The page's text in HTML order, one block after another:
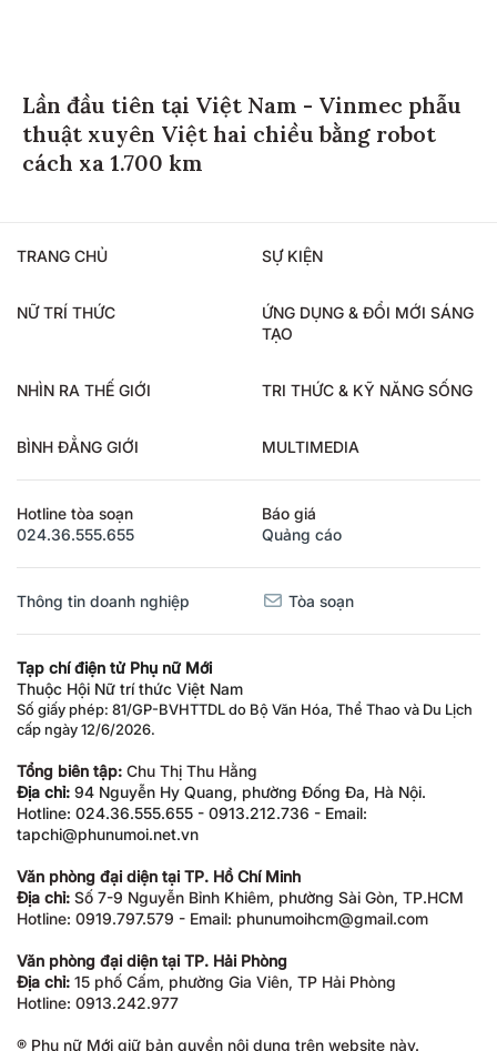
Lần đầu tiên tại Việt Nam - Vinmec phẫu
thuật xuyên Việt hai chiều bằng robot
cách xa 1.700 km
TRANG CHỦ SỰ KIỆN
NỮ TRÍ THỨC
ỨNG DỤNG & ĐỔI MỚI SÁNG
TẠO
NHÌN RA THẾ GIỚI TRI THỨC & KỸ NĂNG SỐNG
BÌNH ĐẲNG GIỚI MULTIMEDIA
Hotline tòa soạn
024.36.555.655
Báo giá
Quảng cáo
Thông tin doanh nghiệp Tòa soạn
Tạp chí điện tử Phụ nữ Mới
Thuộc Hội Nữ trí thức Việt Nam
Số giấy phép: 81/GP-BVHTTDL do Bộ Văn Hóa, Thể Thao và Du Lịch
cấp ngày 12/6/2026.
Tổng biên tập: Chu Thị Thu Hằng
Địa chỉ: 94 Nguyễn Hy Quang, phường Đống Đa, Hà Nội.
Hotline: 024.36.555.655 - 0913.212.736 - Email:
tapchi@phunumoi.net.vn
Văn phòng đại diện tại TP. Hồ Chí Minh
Địa chỉ: Số 7-9 Nguyễn Bỉnh Khiêm, phường Sài Gòn, TP.HCM
Hotline: 0919.797.579 - Email: phunumoihcm@gmail.com
Văn phòng đại diện tại TP. Hải Phòng
Địa chỉ: 15 phố Cấm, phường Gia Viên, TP Hải Phòng
Hotline: 0913.242.977